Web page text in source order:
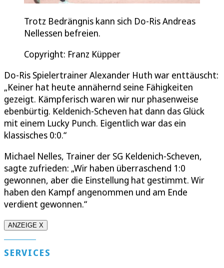
Trotz Bedrängnis kann sich Do-Ris Andreas
Nellessen befreien.
Copyright: Franz Küpper
Do-Ris Spielertrainer Alexander Huth war enttäuscht:
„Keiner hat heute annähernd seine Fähigkeiten
gezeigt. Kämpferisch waren wir nur phasenweise
ebenbürtig. Keldenich-Scheven hat dann das Glück
mit einem Lucky Punch. Eigentlich war das ein
klassisches 0:0.“
Michael Nelles, Trainer der SG Keldenich-Scheven,
sagte zufrieden: „Wir haben überraschend 1:0
gewonnen, aber die Einstellung hat gestimmt. Wir
haben den Kampf angenommen und am Ende
verdient gewonnen.“
ANZEIGE X
SERVICES